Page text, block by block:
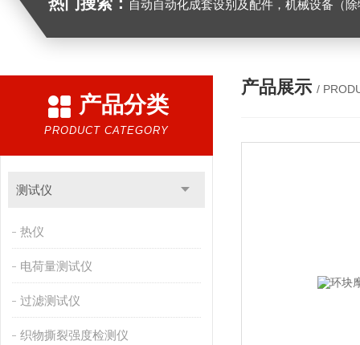
自动自动化成套设别及配件，机械设备（除特种设备）及配件制造，加工（以上限分支机构经营），设计，批发，零售，模具，五金制品，工具加工（限分支机构经营），设计，批发，零售。五金交电，金属材料，金属制品，不锈钢制品，建筑材料，钢材，橡塑制品，环保设备，润滑剂，汽车配件，摩托车配件的批发，零售。（企业经营涉及行政许可的，凭许可证件经营）化成套设别及配件，机械设备（除特种设
产品分类
PRODUCT CATEGORY
测试仪
热仪
电荷量测试仪
过滤测试仪
织物撕裂强度检测仪
产品展示 /